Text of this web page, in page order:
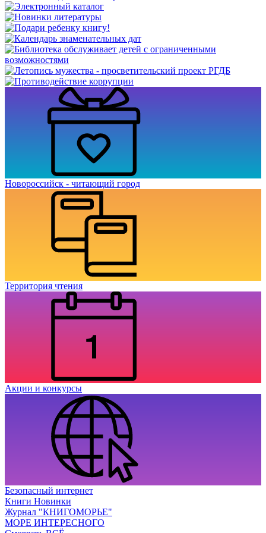
Новороссийск - читающий город
Территория чтения
Акции и конкурсы
Безопасный интернет
Книги Новинки
Журнал "КНИГОМОРЬЕ"
МОРЕ ИНТЕРЕСНОГО